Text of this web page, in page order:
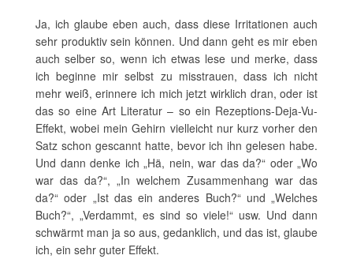
Ja, ich glaube eben auch, dass diese Irritationen auch
sehr produktiv sein können. Und dann geht es mir eben
auch selber so, wenn ich etwas lese und merke, dass
ich beginne mir selbst zu misstrauen, dass ich nicht
mehr weiß, erinnere ich mich jetzt wirklich dran, oder ist
das so eine Art Literatur – so ein Rezeptions-Deja-Vu-
Effekt, wobei mein Gehirn vielleicht nur kurz vorher den
Satz schon gescannt hatte, bevor ich ihn gelesen habe.
Und dann denke ich „Hä, nein, war das da?“ oder „Wo
war das da?“, „In welchem Zusammenhang war das
da?“ oder „Ist das ein anderes Buch?“ und „Welches
Buch?“, „Verdammt, es sind so viele!“ usw. Und dann
schwärmt man ja so aus, gedanklich, und das ist, glaube
ich, ein sehr guter Effekt.